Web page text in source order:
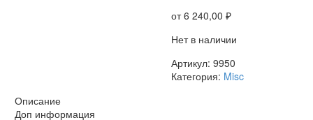
от6 240,00 ₽
Нет в наличии
Артикул: 9950
Категория: Misc
Описание
Доп информация